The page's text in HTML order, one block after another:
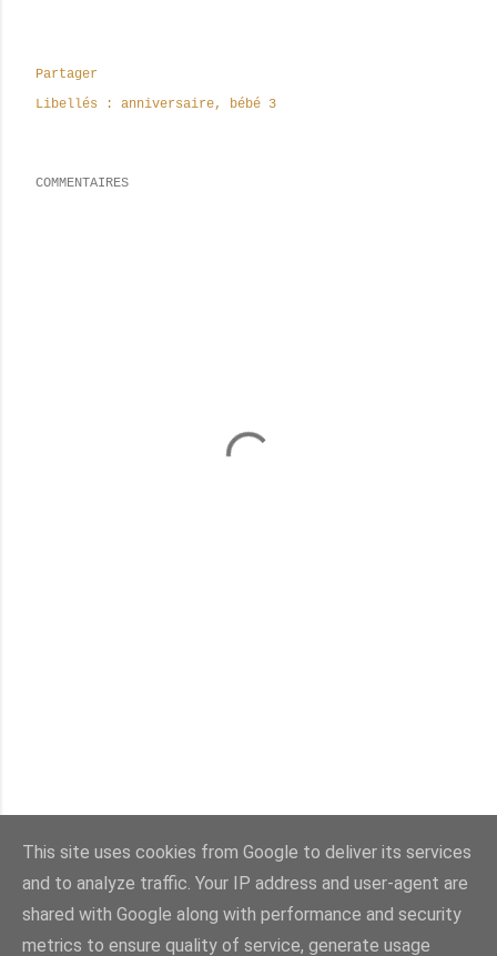
Partager
Libellés :
anniversaire bébé 3
COMMENTAIRES
defin ed
Fourni par Blogger
This site uses cookies from Google to deliver its services
and to analyze traffic. Your IP address and user-agent are
shared with Google along with performance and security
metrics to ensure quality of service, generate usage